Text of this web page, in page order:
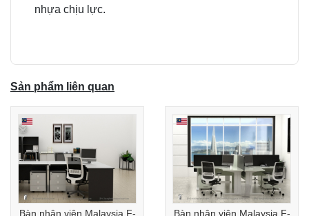
nhựa chịu lực.
Sản phẩm liên quan
Bàn nhân viên Malaysia F-
Bàn nhân viên Malaysia F-